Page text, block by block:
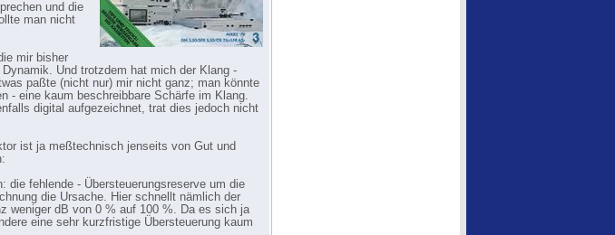
und die
man nicht
mir bisher
Und trotzdem hat mich der Klang -
paßte (nicht nur) mir nicht ganz; man könnte
- eine kaum beschreibbare Schärfe im Klang.
digital aufgezeichnet, trat dies jedoch nicht
ist ja meßtechnisch jenseits von Gut und
die fehlende - Übersteuerungsreserve um die
die Ursache. Hier schnellt nämlich der
weniger dB von 0 % auf 100 %. Da es sich ja
eine sehr kurzfristige Übersteuerung kaum